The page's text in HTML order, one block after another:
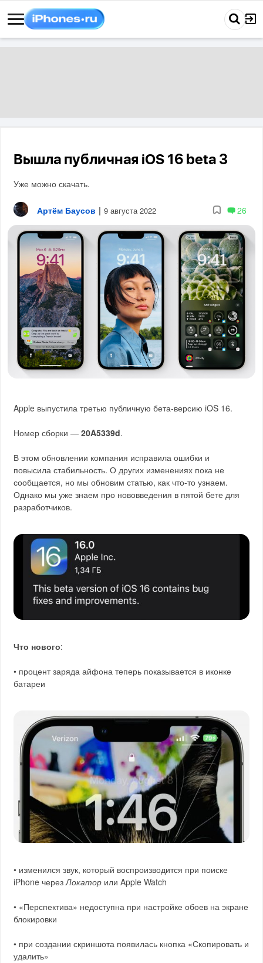
Вышла публичная iOS 16 beta 3
Уже можно скачать.
Артём Баусов | 9 августа 2022 26
Apple выпустила третью публичную бета-версию iOS 16.
Номер сборки —20A5339d.
В этом обновлении компания исправила ошибки и
повысила стабильность. О других изменениях пока не
сообщается, но мы обновим статью, как что-то узнаем.
Однако мы уже знаем про нововведения в пятой бете для
разработчиков.
Что нового:
• процент заряда айфона теперь показывается в иконке
батареи
• изменился звук, который воспроизводится при поиске
iPhone черезЛокатор или Apple Watch
• «Перспектива» недоступна при настройке обоев на экране
блокировки
• при создании скриншота появилась кнопка «Скопировать и
удалить»